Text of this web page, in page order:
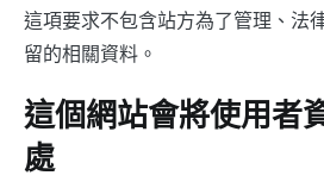
這項要求不包含站方為了管理、法
留的相關資料。
這個網站會將使用者
處